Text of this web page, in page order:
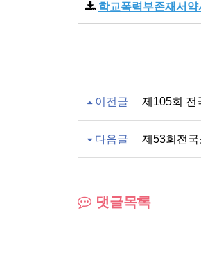
학교폭력부존재서
이전글 제105회 전
다음글 제53회전
댓글목록